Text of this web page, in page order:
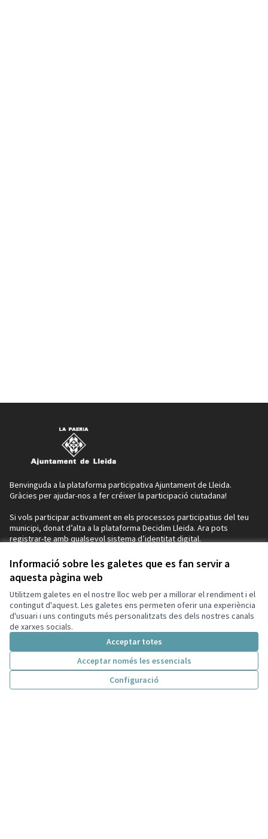
Informació sobre les galetes que es fan servir a
aquesta pàgina web
Utilitzem galetes en el nostre lloc web per a millorar el rendiment i el
contingut d'aquest. Les galetes ens permeten oferir una experiència
d'usuari i uns continguts més personalitzats des dels nostres canals
de xarxes socials.
Acceptar totes
Acceptar només les essencials
Configuració
Inici Cercar Activitat Entra
Benvinguda a la plataforma participativa Ajuntament de Lleida.
Gràcies per ajudar-nos a fer créixer la participació ciutadana!
Si vols participar activament en els processos participatius del teu
municipi, donat d’alta a la plataforma Decidim Lleida. Ara pots
registrar-te amb qualsevol sistema d’identitat digital.
seguint els passos indicats en aquest enllaç: https://idcatmobil.cat/
(Enllaç extern)
Decidim
Inici
Processos
Consells de participació
Ajuda